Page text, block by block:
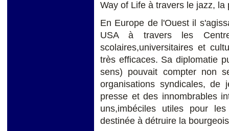
Way of Life à travers le jazz,
En Europe de l'Ouest il
USA à travers les
scolaires,universitaires et
très efficaces. Sa diplomatie
sens) pouvait compter non
organisations syndicales, de
presse et des innombrables
uns,imbéciles utiles pour
destinée à détruire la